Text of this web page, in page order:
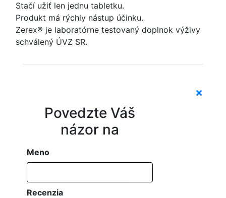
Stačí užiť len jednu tabletku.
Produkt má rýchly nástup účinku.
Zerex® je laboratórne testovaný doplnok výživy
schválený ÚVZ SR.
Povedzte Váš
názor na
Meno
Recenzia